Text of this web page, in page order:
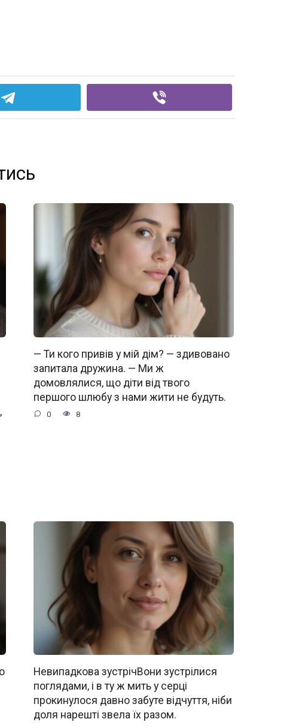
— Ти кого привів у мій дім? — здивовано
запитала дружина. — Ми ж
домовлялися, що діти від твого
першого шлюбу з нами жити не будуть.
0 8
Невипадкова зустрічВони зустрілися
поглядами, і в ту ж мить у серці
прокинулося давно забуте відчуття, ніби
доля нарешті звела їх разом.